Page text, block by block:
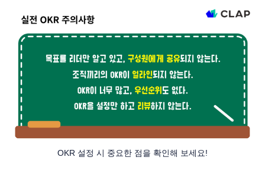
OKR 설정 시 중요한 점을 확인해 보세요!